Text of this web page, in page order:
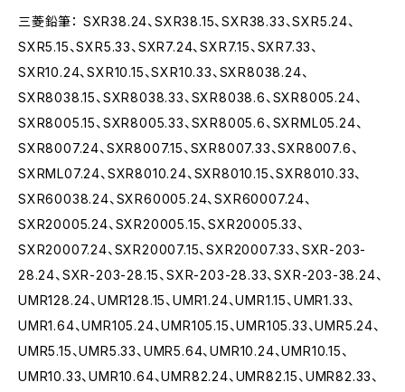
三菱鉛筆： SXR38.24、SXR38.15、SXR38.33、SXR5.24、
SXR5.15、SXR5.33、SXR7.24、SXR7.15、SXR7.33、
SXR10.24、SXR10.15、SXR10.33、SXR8038.24、
SXR8038.15、SXR8038.33、SXR8038.6、SXR8005.24、
SXR8005.15、SXR8005.33、SXR8005.6、SXRML05.24、
SXR8007.24、SXR8007.15、SXR8007.33、SXR8007.6、
SXRML07.24、SXR8010.24、SXR8010.15、SXR8010.33、
SXR60038.24、SXR60005.24、SXR60007.24、
SXR20005.24、SXR20005.15、SXR20005.33、
SXR20007.24、SXR20007.15、SXR20007.33、SXR-203-
28.24、SXR-203-28.15、SXR-203-28.33、SXR-203-38.24、
UMR128.24、UMR128.15、UMR1.24、UMR1.15、UMR1.33、
UMR1.64、UMR105.24、UMR105.15、UMR105.33、UMR5.24、
UMR5.15、UMR5.33、UMR5.64、UMR10.24、UMR10.15、
UMR10.33、UMR10.64、UMR82.24、UMR82.15、UMR82.33、